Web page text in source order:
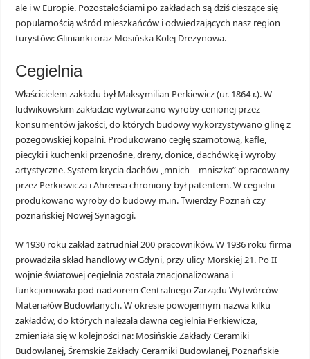
ale i w Europie. Pozostałościami po zakładach są dziś cieszące się
popularnością wśród mieszkańców i odwiedzających nasz region
turystów: Glinianki oraz Mosińska Kolej Drezynowa.
Cegielnia
Właścicielem zakładu był Maksymilian Perkiewicz (ur. 1864 r.). W
ludwikowskim zakładzie wytwarzano wyroby cenionej przez
konsumentów jakości, do których budowy wykorzystywano glinę z
pożegowskiej kopalni. Produkowano cegłę szamotową, kafle,
piecyki i kuchenki przenośne, dreny, donice, dachówkę i wyroby
artystyczne. System krycia dachów „mnich – mniszka” opracowany
przez Perkiewicza i Ahrensa chroniony był patentem. W cegielni
produkowano wyroby do budowy m.in. Twierdzy Poznań czy
poznańskiej Nowej Synagogi.
W 1930 roku zakład zatrudniał 200 pracowników. W 1936 roku firma
prowadziła skład handlowy w Gdyni, przy ulicy Morskiej 21. Po II
wojnie światowej cegielnia została znacjonalizowana i
funkcjonowała pod nadzorem Centralnego Zarządu Wytwórców
Materiałów Budowlanych. W okresie powojennym nazwa kilku
zakładów, do których należała dawna cegielnia Perkiewicza,
zmieniała się w kolejności na: Mosińskie Zakłady Ceramiki
Budowlanej, Śremskie Zakłady Ceramiki Budowlanej, Poznańskie